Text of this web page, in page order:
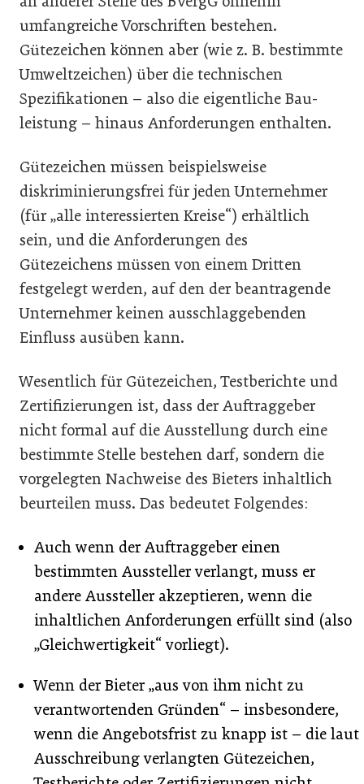
umfangreiche Vorschriften bestehen.
Gütezeichen können aber (wie z. B. bestimmte
Umweltzeichen) über die technischen
Spezifikationen – also die eigentliche Bau­
leistung – hinaus Anforderungen enthalten.
Gütezeichen müssen beispielsweise
diskriminierungsfrei für jeden Unternehmer
(für „alle interessierten Kreise“) erhältlich
sein, und die Anforderungen des
Gütezeichens müssen von einem Dritten
festgelegt werden, auf den der beantragende
Unternehmer keinen ausschlaggebenden
Einfluss ausüben kann.
Wesentlich für Gütezeichen, Testberichte und
Zertifizierungen ist, dass der Auftraggeber
nicht formal auf die Ausstellung durch eine
bestimmte Stelle bestehen darf, sondern die
vorgelegten Nachweise des Bieters inhaltlich
beurteilen muss. Das bedeutet Folgendes:
Auch wenn der Auftraggeber einen
bestimmten Aussteller verlangt, muss er
andere Aussteller akzeptieren, wenn die
inhaltlichen Anforderungen erfüllt sind (also
„Gleichwertigkeit“ vorliegt).
Wenn der Bieter „aus von ihm nicht zu
verantwortenden Gründen“ – insbesondere,
wenn die Angebotsfrist zu knapp ist – die laut
Ausschreibung verlangten Gütezeichen,